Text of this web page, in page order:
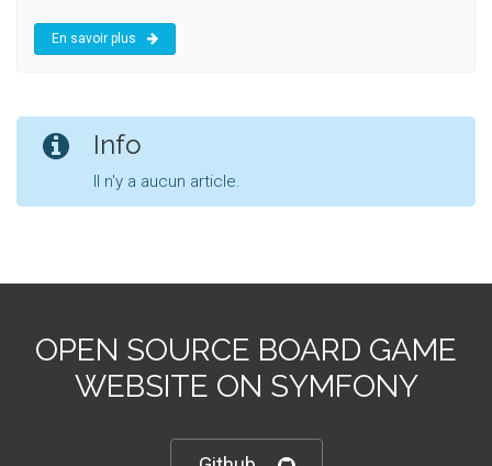
En savoir plus
Info
Il n'y a aucun article.
OPEN SOURCE BOARD GAME
WEBSITE ON SYMFONY